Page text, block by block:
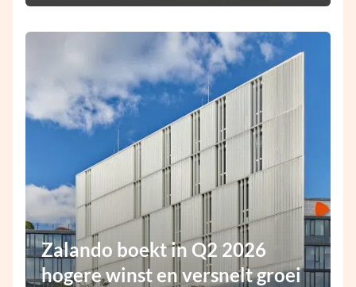
Zalando boekt in Q2 2026
hogere winst en versnelt groei